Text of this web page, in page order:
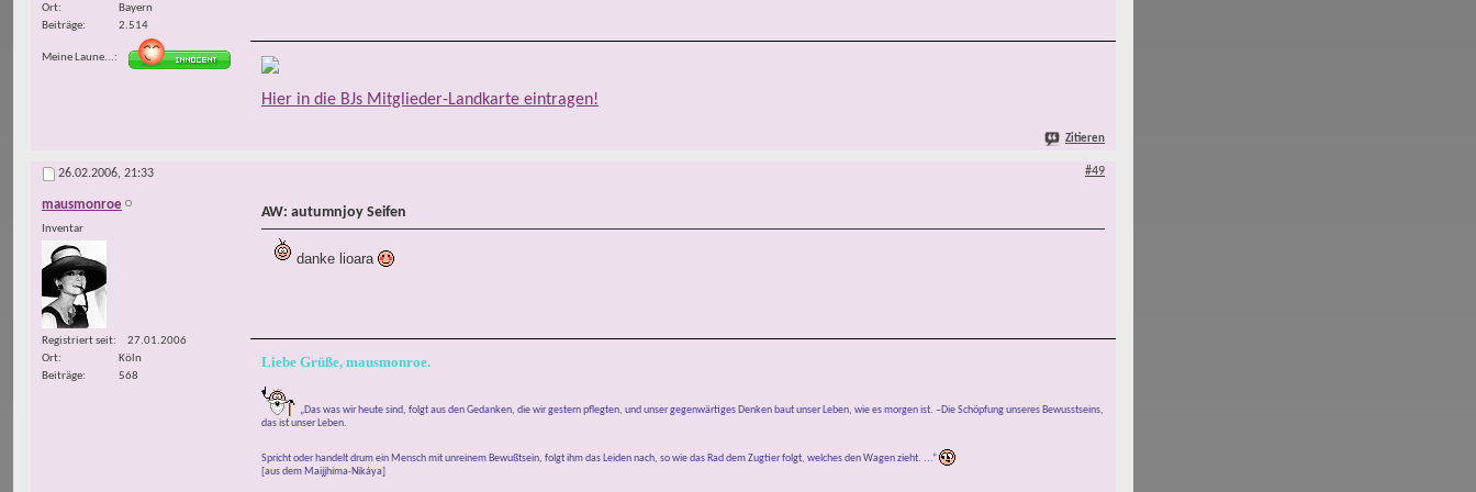
Ort
Bayern
Beiträge
2.514
Meine Laune...
Hier in die BJs Mitglieder-Landkarte eintragen!
Zitieren
26.02.2006, 21:33 #49
mausmonroe
Inventar
Registriert seit
27.01.2006
Ort
Köln
Beiträge
568
AW: autumnjoy Seifen
danke lioara
Liebe Grüße, mausmonroe.
„Das was wir heute sind, folgt aus den Gedanken, die wir gestern pflegten, und unser gegenwärtiges Denken baut unser Leben, wie es morgen ist. –Die Schöpfung unseres Bewusstseins,
das ist unser Leben.
Spricht oder handelt drum ein Mensch mit unreinem Bewußtsein, folgt ihm das Leiden nach, so wie das Rad dem Zugtier folgt, welches den Wagen zieht. ...“
[aus dem Maijjhima-Nikáya]